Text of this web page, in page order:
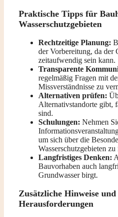
Praktische Tipps für
Wasserschutzgebieten
Rechtzeitige Planung:
der Vorbereitung, da der
zeitaufwendig sein kann.
Transparente
regelmäßig Fragen mit
Missverständnisse zu
Alternativen prüfen:
Alternativstandorte gibt,
sind.
Schulungen: Nehmen
um sich über die
Wasserschutzgebieten
Langfristiges Denken:
Bauvorhaben auch
Grundwasser birgt.
Zusätzliche Hinweise
Herausforderungen